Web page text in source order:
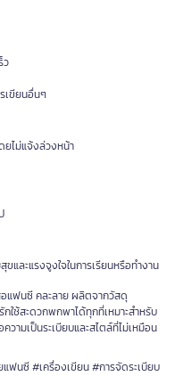
ว
เขียนอื่นๆ
ยไม่แจ้งล่วงหน้า
และแรงจูงใจในการเรียนหรือทำงาน
อแฟนซี คละลาย ผลิตจากวัสดุ
ช้สะดวกพกพาได้ทุกที่เหมาะสำหรับ
ามเป็นระเบียบและสไตล์ที่ไม่เหมือน
ฟนซี #เครื่องเขียน #การจัดระเบียบ